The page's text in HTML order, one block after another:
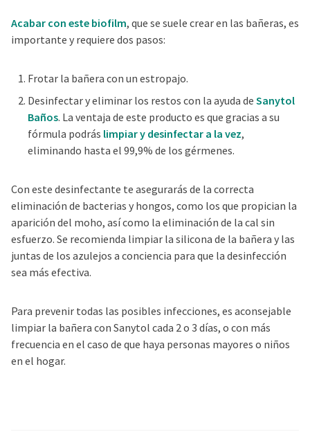
Acabar con este biofilm, que se suele crear en las bañeras, es
importante y requiere dos pasos:
Frotar la bañera con un estropajo.
Desinfectar y eliminar los restos con la ayuda de Sanytol
Baños. La ventaja de este producto es que gracias a su
fórmula podrás limpiar y desinfectar a la vez,
eliminando hasta el 99,9% de los gérmenes.
Con este desinfectante te asegurarás de la correcta
eliminación de bacterias y hongos, como los que propician la
aparición del moho, así como la eliminación de la cal sin
esfuerzo. Se recomienda limpiar la silicona de la bañera y las
juntas de los azulejos a conciencia para que la desinfección
sea más efectiva.
Para prevenir todas las posibles infecciones, es aconsejable
limpiar la bañera con Sanytol cada 2 o 3 días, o con más
frecuencia en el caso de que haya personas mayores o niños
en el hogar.